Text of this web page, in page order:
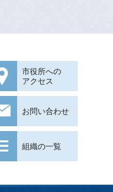
市役所への
アクセス
お問い合わせ
組織の一覧